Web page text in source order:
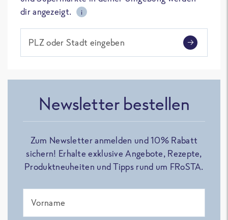
dir angezeigt.
i
PLZ oder Stadt eingeben
Newsletter bestellen
Zum Newsletter anmelden und 10% Rabatt
sichern! Erhalte exklusive Angebote, Rezepte,
Produktneuheiten und Tipps rund um FRoSTA.
Vorname